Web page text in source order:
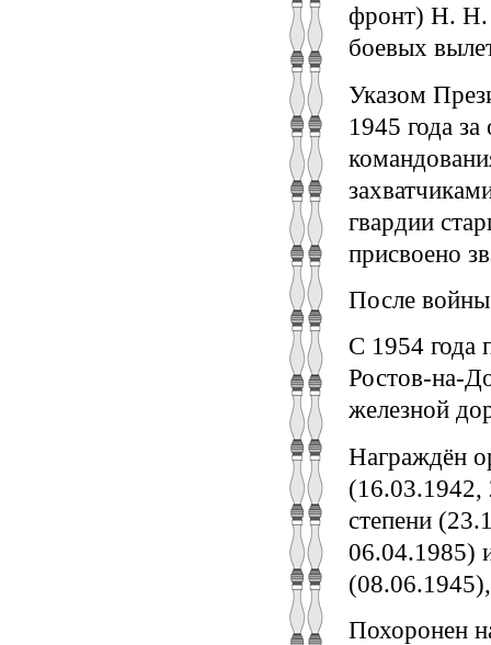
фронт) Н. Н.
боевых
Указом
1945 года
гвардии
присвоено
После
С 1954 года
Ростов-на-
железной
Награждён
(16.03.1942,
степени
06.04.1985)
Похоронен